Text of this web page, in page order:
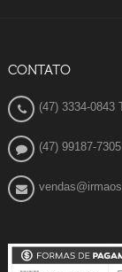
CONTATO
(47) 3334-0843
(47) 99187-